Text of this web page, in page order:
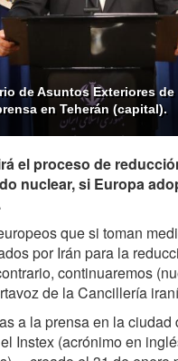
de Asuntos Exteriores de
en Teherán (capital).
el proceso de
nuclear, si Europa
que si toman
por Irán para la
continuaremos
de la Cancillería
a la prensa en la ciudad
Instex (acrónimo en